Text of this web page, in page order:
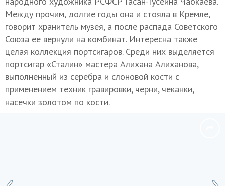
Между прочим, долгие годы она и стояла в Кремле,
говорит хранитель музея, а после распада Советского
Союза ее вернули на комбинат. Интересна также
целая коллекция портсигаров. Среди них выделяется
портсигар «Сталин» мастера Алихана Алиханова,
выполненный из серебра и слоновой кости с
применением техник гравировки, черни, чеканки,
насечки золотом по кости.